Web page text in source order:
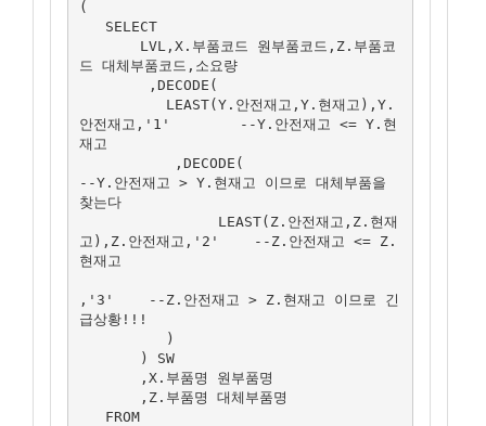
(
드 대체부품코드,소요량
안전재고,'1'        --Y.안전재고 <= Y.현
재고
--Y.안전재고 > Y.현재고 이므로 대체부품을
찾는다
고),Z.안전재고,'2'    --Z.안전재고 <= Z.
현재고
,'3'    --Z.안전재고 > Z.현재고 이므로 긴
급상황!!!